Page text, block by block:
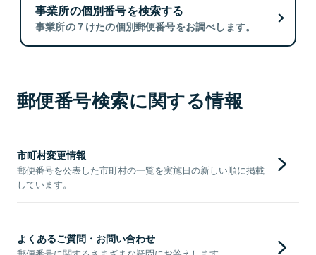
事業所の個別番号を検索する
事業所の７けたの個別郵便番号をお調べします。
郵便番号検索に関する情報
市町村変更情報
郵便番号を公表した市町村の一覧を実施日の新しい順に掲載
しています。
よくあるご質問・お問い合わせ